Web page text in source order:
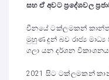
සහ ඒ අවට ප්‍රදේශවල
චීනයේ ටක්ලමකන්
මුහුණ දුන් බව රාජ්‍ය මාධ්‍ය
ගලා යන දර්ශන
2021 සිට ටක්ලමකන්